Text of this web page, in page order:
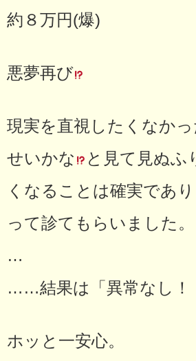
約８万円(爆)
悪夢再び
現実を直視したくなか
せいかな
と見て見ぬふ
くなることは確実であ
って診てもらいました。
…
……結果は「異常なし！
ホッと一安心。